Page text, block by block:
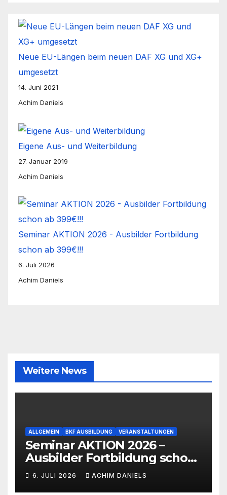
Neue EU-Längen beim neuen DAF XG und XG+
umgesetzt
14. Juni 2021
Achim Daniels
Eigene Aus- und Weiterbildung
27. Januar 2019
Achim Daniels
Seminar AKTION 2026 - Ausbilder Fortbildung
schon ab 399€!!!
6. Juli 2026
Achim Daniels
Weitere News
ALLGEMEIN BKF AUSBILDUNG VERANSTALTUNGEN
Seminar AKTION 2026 –
Ausbilder Fortbildung schon
ab 399€!!!
6. JULI 2026 ACHIM DANIELS